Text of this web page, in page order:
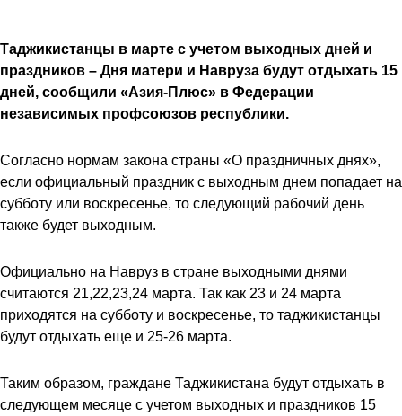
Таджикистанцы в марте с учетом выходных дней и
праздников – Дня матери и Навруза будут отдыхать 15
дней, сообщили «Азия-Плюс» в Федерации
независимых профсоюзов республики.
Согласно нормам закона страны «О праздничных днях»,
если официальный праздник с выходным днем попадает на
субботу или воскресенье, то следующий рабочий день
также будет выходным.
Официально на Навруз в стране выходными днями
считаются 21,22,23,24 марта. Так как 23 и 24 марта
приходятся на субботу и воскресенье, то таджикистанцы
будут отдыхать еще и 25-26 марта.
Таким образом, граждане Таджикистана будут отдыхать в
следующем месяце с учетом выходных и праздников 15